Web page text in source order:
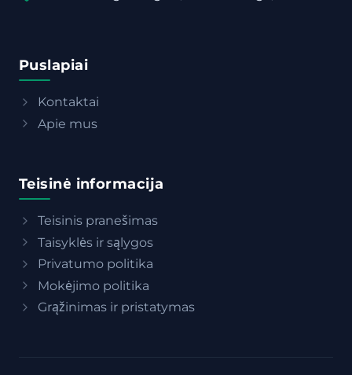
Puslapiai
Kontaktai
Apie mus
Teisinė informacija
Teisinis pranešimas
Taisyklės ir sąlygos
Privatumo politika
Mokėjimo politika
Grąžinimas ir pristatymas